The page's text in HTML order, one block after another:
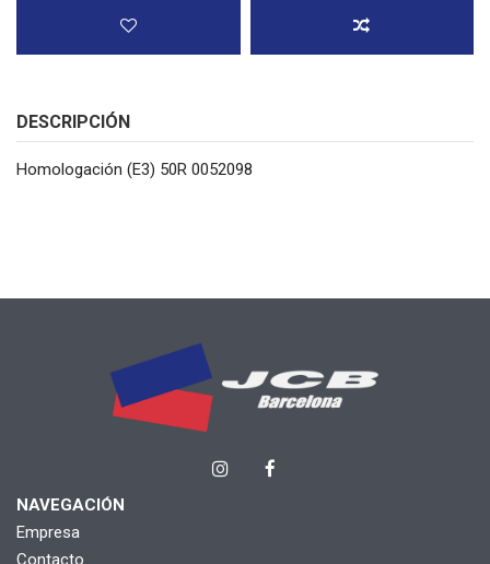
DESCRIPCIÓN
Homologación (E3) 50R 0052098
NAVEGACIÓN
Empresa